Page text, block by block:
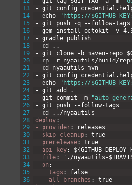
13
14
15
16
17
18
19
20
21
22
23
24
25
26
27
28
29
30
31
32
33
34
35
36
- git config credential .
- echo "https://
- git push -q
--follow-tags
- gem install octokit -v 4.
- gradle publish
-
cd . .
- git clone -b maven-repo $
-
cp -r nyaautils/build/
-
cd
nyaautils-mvn
- git config credential .
- echo "https://
- git add
.
- git commit -m
"auto
- git push
--follow-tags
-
cd . . /nyaautils
deploy :
- provider: releases
skip_cleanup: true
prerelease: true
api_key: ${GITHUB_ DEPLOY
file : './nyaautils-
on :
tags : false
all_branches : true